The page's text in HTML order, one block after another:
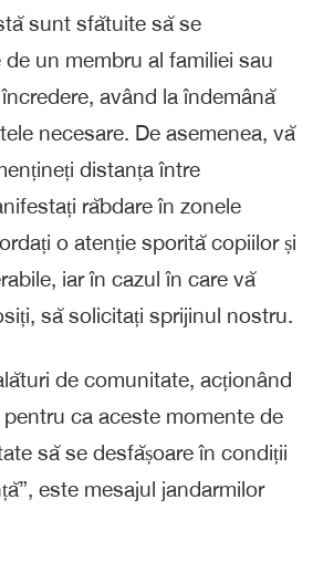
sunt sfătuite să se
un membru al familiei sau
având la îndemână
necesare. De asemenea, vă
distanța între
răbdare în zonele
o atenție sporită copiilor și
iar în cazul în care vă
să solicitați sprijinul nostru.
de comunitate, acționând
ca aceste momente de
să se desfășoare în condiții
este mesajul jandarmilor